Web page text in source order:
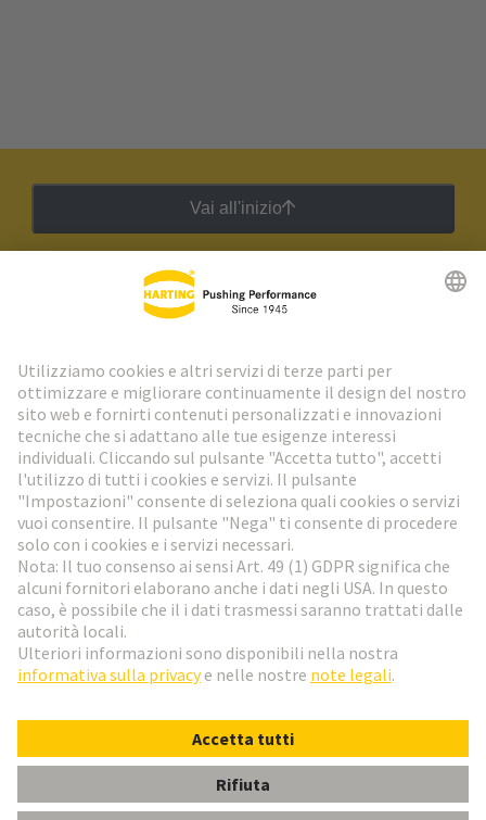
Vai all'inizio
Newsletter HARTING
Vai al registrazione
Social Media
Italia Italiano
© HARTING Technology Group
ImprintInformativa sulla privacy